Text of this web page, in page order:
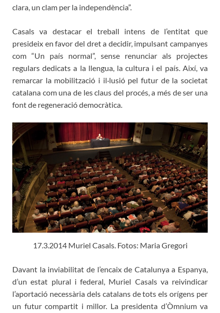
clara, un clam per la independència”.
Casals va destacar el treball intens de l’entitat que
presideix en favor del dret a decidir, impulsant campanyes
com “Un país normal”, sense renunciar als projectes
regulars dedicats a la llengua, la cultura i el país. Així, va
remarcar la mobilització i il·lusió pel futur de la societat
catalana com una de les claus del procés, a més de ser una
font de regeneració democràtica.
17.3.2014 Muriel Casals. Fotos: Maria Gregori
Davant la inviabilitat de l’encaix de Catalunya a Espanya,
d’un estat plural i federal, Muriel Casals va reivindicar
l’aportació necessària dels catalans de tots els orígens per
un futur compartit i millor. La presidenta d’Òmnium va